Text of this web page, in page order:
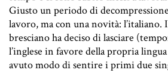
Giusto un periodo di
lavoro, ma con una novità: l’italiano.
bresciano ha deciso di lasciare
l’inglese in favore della propria
avuto modo di sentire i primi due